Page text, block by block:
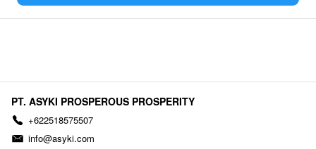
PT. ASYKI PROSPEROUS PROSPERITY
+622518575507
info@asyki.com